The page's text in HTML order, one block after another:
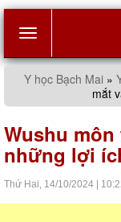
Y học Bạch Mai »
mắt
Wushu
những lợi
Thứ Hai, 14/10/2024